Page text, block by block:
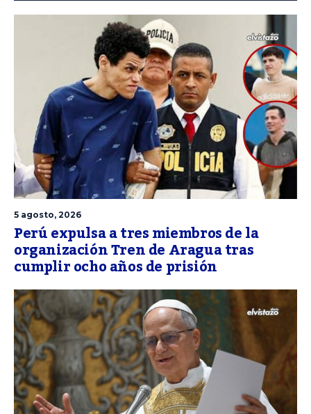
5 agosto, 2026
Perú expulsa a tres miembros de la
organización Tren de Aragua tras
cumplir ocho años de prisión